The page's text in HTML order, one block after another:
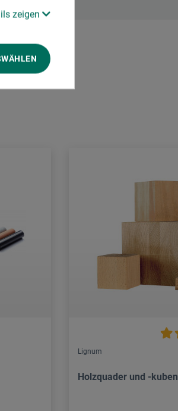
zeigen
Lignum
Holzquader und -kuben